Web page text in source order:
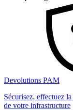
Devolutions PAM
Sécurisez, effectuez
de votre infrastructure